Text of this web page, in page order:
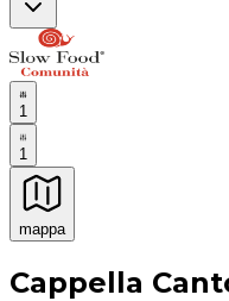
1
1
mappa
Esperienze culinarie
Cappella